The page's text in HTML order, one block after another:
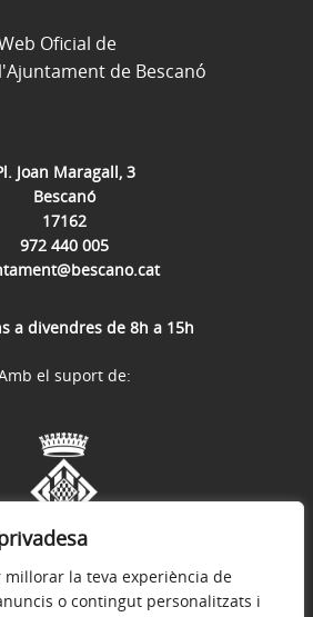
millorar la teva experiència de
o contingut personalitzats i
Joan Maragall, 3
Bescanó
17162
972 440 005
a divendres de 8h a 15h
Oficial de
l'Ajuntament de Bescanó
el suport de: